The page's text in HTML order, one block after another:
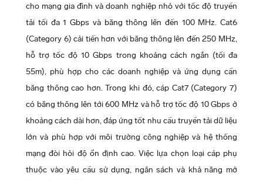
cho mạng gia đình và doanh nghiệp nhỏ với tốc độ truyền
tải tối đa 1 Gbps và băng thông lên đến 100 MHz. Cat6
(Category 6) cải tiến hơn với băng thông lên đến 250 MHz,
hỗ trợ tốc độ 10 Gbps trong khoảng cách ngắn (tối đa
55m), phù hợp cho các doanh nghiệp và ứng dụng cần
băng thông cao hơn. Trong khi đó, cáp Cat7 (Category 7)
có băng thông lên tới 600 MHz và hỗ trợ tốc độ 10 Gbps ở
khoảng cách dài hơn, đáp ứng tốt nhu cầu truyền tải dữ liệu
lớn và phù hợp với môi trường công nghiệp và hệ thống
mạng đòi hỏi độ ổn định cao. Việc lựa chọn loại cáp phụ
thuộc vào yêu cầu sử dụng, ngân sách và khả năng mở